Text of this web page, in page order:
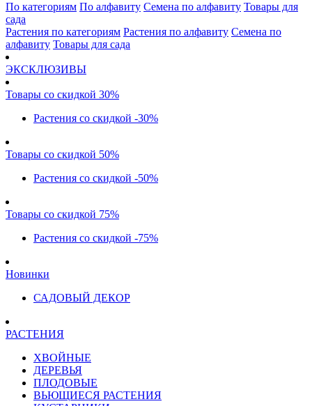
По категориям По алфавиту Семена по алфавиту Товары для
сада
Растения по категориям Растения по алфавиту Семена по
алфавиту Товары для сада
ЭКСКЛЮЗИВЫ
Товары со скидкой 30%
Растения со скидкой -30%
Товары со скидкой 50%
Растения со скидкой -50%
Товары со скидкой 75%
Растения со скидкой -75%
Новинки
САДОВЫЙ ДЕКОР
РАСТЕНИЯ
ХВОЙНЫЕ
ДЕРЕВЬЯ
ПЛОДОВЫЕ
ВЬЮЩИЕСЯ РАСТЕНИЯ